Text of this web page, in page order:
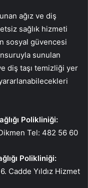
ağız ve diş
sağlık hizmeti
sosyal güvencesi
sunulan
diş taşı temizliği yer
Polikliniği:
Tel: 482 56 60
Polikliniği:
Cadde Yıldız Hizmet